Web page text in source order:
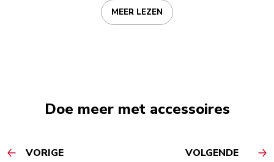
MEER LEZEN
Doe meer met accessoires
VORIGE VOLGENDE